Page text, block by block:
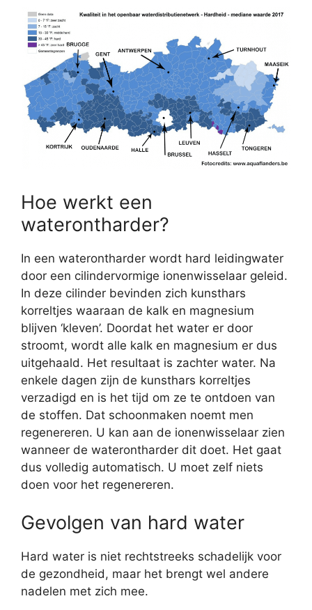
Hoe werkt een
waterontharder?
In een waterontharder wordt hard leidingwater
door een cilindervormige ionenwisselaar geleid.
In deze cilinder bevinden zich kunsthars
korreltjes waaraan de kalk en magnesium
blijven ‘kleven’. Doordat het water er door
stroomt, wordt alle kalk en magnesium er dus
uitgehaald. Het resultaat is zachter water. Na
enkele dagen zijn de kunsthars korreltjes
verzadigd en is het tijd om ze te ontdoen van
de stoffen. Dat schoonmaken noemt men
regenereren. U kan aan de ionenwisselaar zien
wanneer de waterontharder dit doet. Het gaat
dus volledig automatisch. U moet zelf niets
doen voor het regenereren.
Gevolgen van hard water
Hard water is niet rechtstreeks schadelijk voor
de gezondheid, maar het brengt wel andere
nadelen met zich mee.